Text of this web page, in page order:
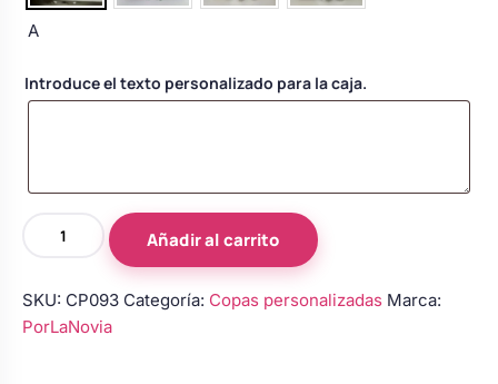
A
Introduce el texto personalizado para la caja.
personalizadas
en
Añadir al carrito
SKU: CP093 Categoría: Copas personalizadas Marca:
PorLaNovia